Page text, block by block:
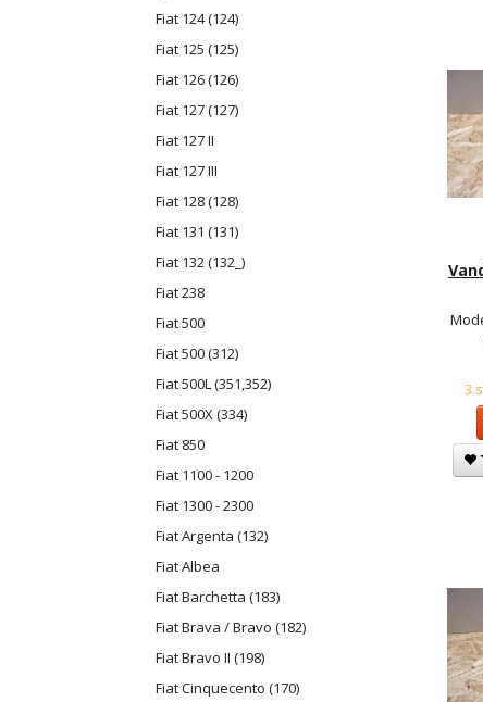
Fiat 124 (124)
Fiat 125 (125)
Fiat 126 (126)
Fiat 127 (127)
Fiat 127 II
Fiat 127 III
Fiat 128 (128)
Fiat 131 (131)
Fiat 132 (132_)
Fiat 238
Fiat 500
Fiat 500 (312)
Fiat 500L (351,352)
Fiat 500X (334)
Fiat 850
Fiat 1100 - 1200
Fiat 1300 - 2300
Fiat Argenta (132)
Fiat Albea
Fiat Barchetta (183)
Fiat Brava / Bravo (182)
Fiat Bravo II (198)
Fiat Cinquecento (170)
3